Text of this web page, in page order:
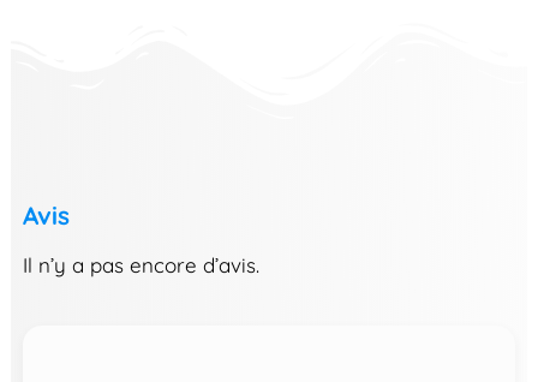
Avis
Il n’y a pas encore d’avis.